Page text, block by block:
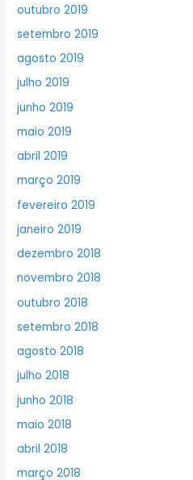
outubro 2019
setembro 2019
agosto 2019
julho 2019
junho 2019
maio 2019
abril 2019
março 2019
fevereiro 2019
janeiro 2019
dezembro 2018
novembro 2018
outubro 2018
setembro 2018
agosto 2018
julho 2018
junho 2018
maio 2018
abril 2018
março 2018